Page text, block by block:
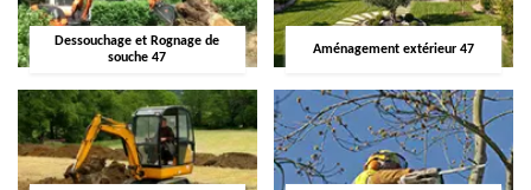
Dessouchage et Rognage de
souche 47
Aménagement extérieur 47